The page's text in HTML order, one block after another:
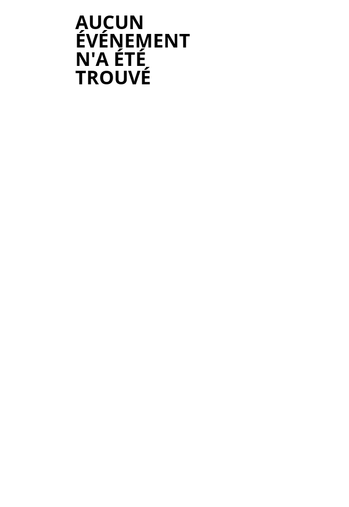
AUCUN
ÉVÉNEMENT
N'A ÉTÉ
TROUVÉ